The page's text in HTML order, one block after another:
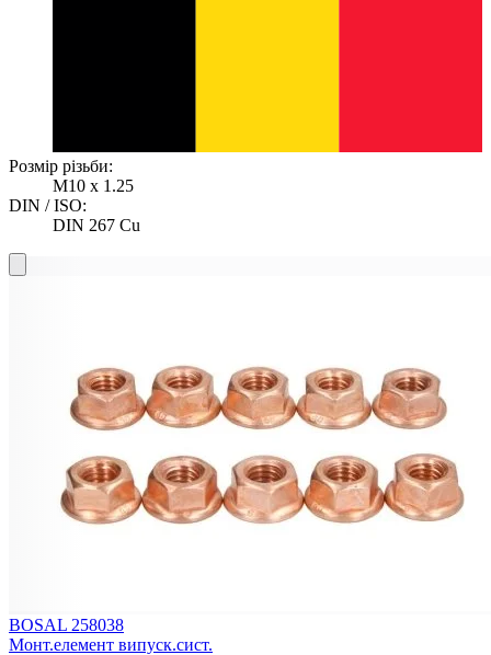
Розмір різьби:
M10 x 1.25
DIN / ISO:
DIN 267 Cu
BOSAL 258038
Монт.елемент випуск.сист.